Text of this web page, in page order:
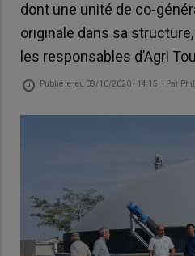
dont une unité de co-
originale dans sa
les responsables d’Agri
Publié le jeu 08/10/2020 - 14:15 - Par